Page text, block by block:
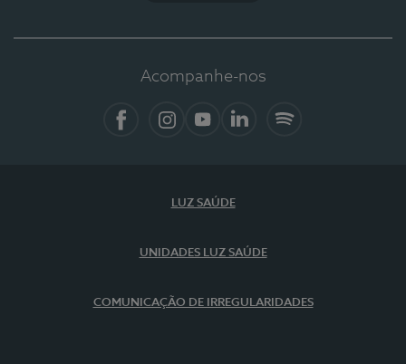
Acompanhe-nos
LUZ SAÚDE
UNIDADES LUZ SAÚDE
COMUNICAÇÃO DE IRREGULARIDADES